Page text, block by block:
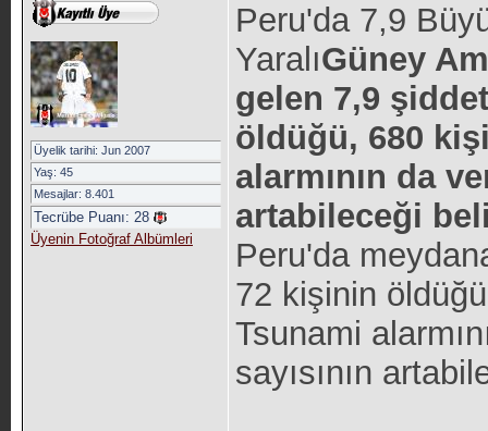
Üyelik tarihi: Jun 2007
Yaş: 45
Mesajlar: 8.401
Tecrübe Puanı: 28
Üyenin Fotoğraf Albümleri
Peru'da 7,9
YaralıGüney
gelen 7,9
öldüğü, 680
alarmının da
artabileceği
Peru'da
72 kişinin
Tsunami
sayısının